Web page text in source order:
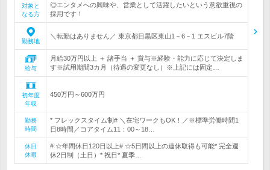
対象と
なる方
◎エンタメへの興味や、営業として活躍したいという意欲重視の
採用です！
勤務地
＼転勤はありません／ 東京都目黒区東山1－6－1 エスビル7階
給与
月給30万円以上 ＋ 諸手当 ＋ 賞与※経験・能力に応じて決定しま
す※試用期間3カ月（待遇の変更なし）※上記には固定…
初年度
年収
450万円～600万円
勤務
時間
* フレックスタイム制# ＼在宅ワークもOK！／※標準労働時間1
日8時間／コアタイム11：00～18…
休日
休暇
# ☆年間休日120日以上# ☆5日間以上の連休取得も可能* 完全週
休2日制（土日）* 祝日* 夏季…